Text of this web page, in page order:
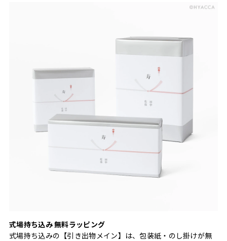
式場持ち込み 無料ラッピング
式場持ち込みの【引き出物メイン】は、包装紙・のし掛けが無